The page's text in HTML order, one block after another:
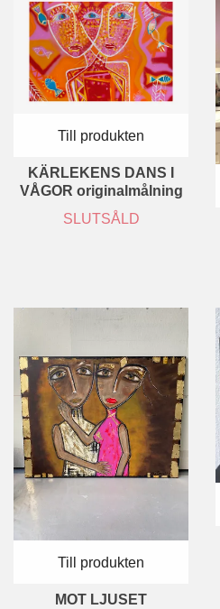
Till produkten
KÄRLEKENS DANS I
VÅGOR originalmålning
SLUTSÅLD
Till produkten
MOT LJUSET